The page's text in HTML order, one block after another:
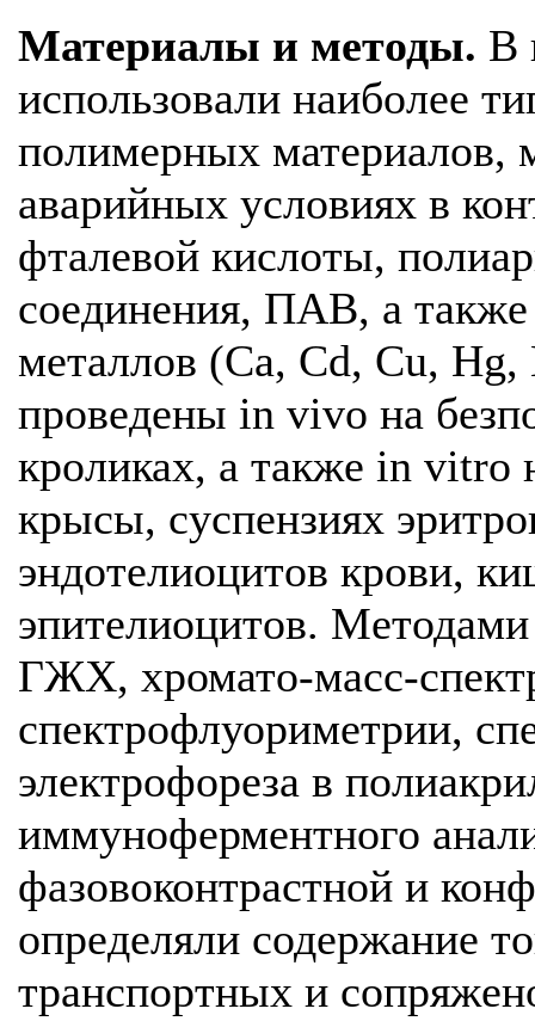
Материалы и методы. В
использовали наиболее
полимерных
аварийных условиях в
фталевой кислоты,
соединения, ПАВ, а
металлов (Ca, Cd, Cu,
проведены in vivo на
кроликах, а также in vitro
крысы, суспензиях
эндотелиоцитов крови,
эпителиоцитов.
ГЖХ, хромато-масс-
спектрофлуориметрии,
электрофореза в
иммуноферментного
фазовоконтрастной и
определяли содержание
транспортных и